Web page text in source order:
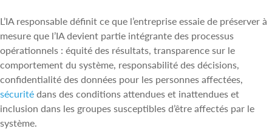
L’IA responsable définit ce que l’entreprise essaie de préserver à
mesure que l’IA devient partie intégrante des processus
opérationnels : équité des résultats, transparence sur le
comportement du système, responsabilité des décisions,
confidentialité des données pour les personnes affectées,
sécurité dans des conditions attendues et inattendues et
inclusion dans les groupes susceptibles d’être affectés par le
système.